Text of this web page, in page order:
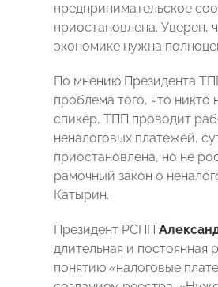
предпринимательское
приостановлена. Уверен,
экономике нужна
По мнению Президента
проблема того, что никто
спикер, ТПП проводит
неналоговых платежей,
приостановлена, но не
рамочный закон о
Катырин.
Президент РСПП
длительная и постоянная
понятию «налоговые